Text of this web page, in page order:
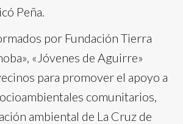
Peña.
por Fundación Tierra
«Jóvenes de Aguirre»
para promover el apoyo a
comunitarios,
ambiental de La Cruz de